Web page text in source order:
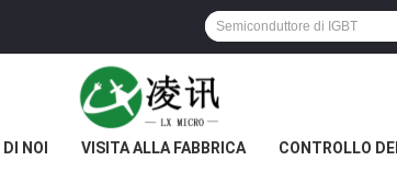
NOI VISITA ALLA FABBRICA CONTROLLO